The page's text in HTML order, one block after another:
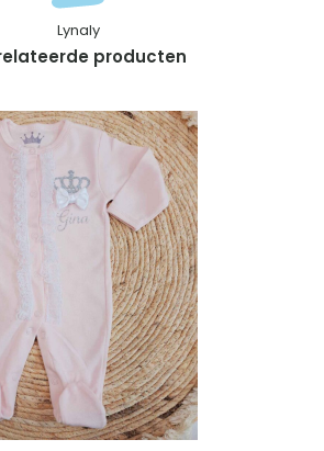
producten
Lynaly